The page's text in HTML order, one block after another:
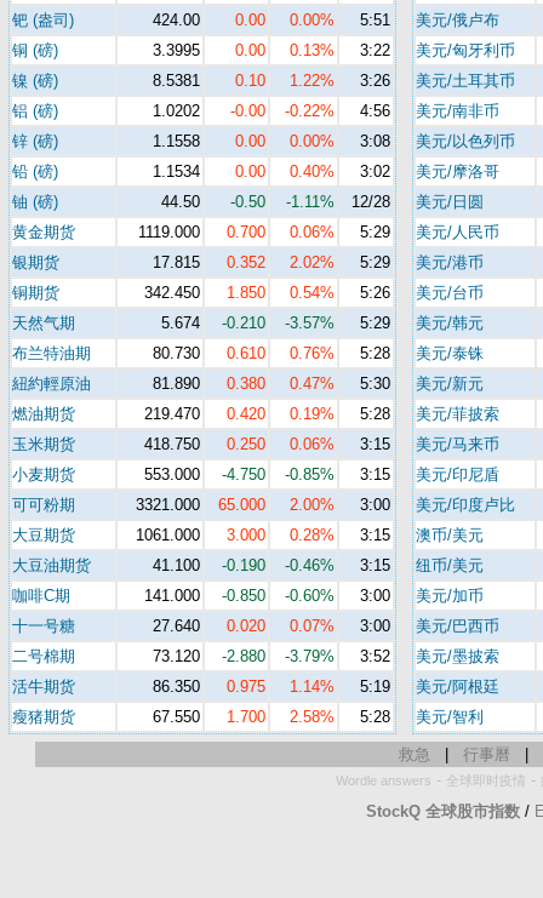
钯 (盎司)
424.00 0.00 0.00%
5:51
铜 (磅)
3.3995 0.00 0.13%
3:22
镍 (磅)
8.5381 0.10 1.22%
3:26
铝 (磅)
1.0202 -0.00 -0.22%
4:56
锌 (磅)
1.1558 0.00 0.00%
3:08
铅 (磅)
1.1534 0.00 0.40%
3:02
铀 (磅)
44.50 -0.50 -1.11%
12/28
黄金期货
1119.000 0.700 0.06%
5:29
银期货
17.815 0.352 2.02%
5:29
铜期货
342.450 1.850 0.54%
5:26
天然气期
5.674 -0.210 -3.57%
5:29
布兰特油期
80.730 0.610 0.76%
5:28
紐約輕原油
81.890 0.380 0.47%
5:30
燃油期货
219.470 0.420 0.19%
5:28
玉米期货
418.750 0.250 0.06%
3:15
小麦期货
553.000 -4.750 -0.85%
3:15
可可粉期
3321.000 65.000 2.00%
3:00
大豆期货
1061.000 3.000 0.28%
3:15
大豆油期货
41.100 -0.190 -0.46%
3:15
咖啡C期
141.000 -0.850 -0.60%
3:00
十一号糖
27.640 0.020 0.07%
3:00
二号棉期
73.120 -2.880 -3.79%
3:52
活牛期货
86.350 0.975 1.14%
5:19
瘦猪期货
67.550 1.700 2.58% 5:28
美元/俄卢布
美元/匈牙利币
美元/土耳其币
美元/南非币
美元/以色列币
美元/摩洛哥
美元/日圆
美元/人民币
美元/港币
美元/台币
美元/韩元
美元/泰铢
美元/新元
美元/菲披索
美元/马来币
美元/印尼盾
美元/印度卢比
澳币/美元
纽币/美元
美元/加币
美元/巴西币
美元/墨披索
美元/阿根廷
美元/智利
救急 行事曆
Wordle answers - 全球即时疫情 -
StockQ 全球股市指数 /